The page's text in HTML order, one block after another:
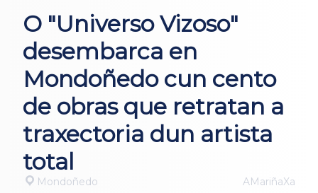
O "Universo Vizoso"
desembarca en
Mondoñedo cun cento
de obras que retratan a
traxectoria dun artista
total
Mondoñedo AMariñaXa